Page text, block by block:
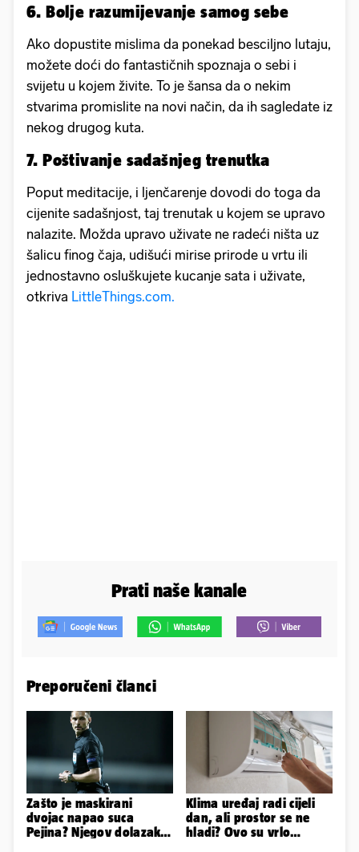
6. Bolje razumijevanje samog sebe
Ako dopustite mislima da ponekad besciljno lutaju,
možete doći do fantastičnih spoznaja o sebi i
svijetu u kojem živite. To je šansa da o nekim
stvarima promislite na novi način, da ih sagledate iz
nekog drugog kuta.
7. Poštivanje sadašnjeg trenutka
Poput meditacije, i ljenčarenje dovodi do toga da
cijenite sadašnjost, taj trenutak u kojem se upravo
nalazite. Možda upravo uživate ne radeći ništa uz
šalicu finog čaja, udišući mirise prirode u vrtu ili
jednostavno osluškujete kucanje sata i uživate,
otkriva LittleThings.com.
Prati naše kanale
Preporučeni članci
Zašto je maskirani
dvojac napao suca
Pejina? Njegov dolazak u
Klima uređaj radi cijeli
dan, ali prostor se ne
hladi? Ovo su vrlo